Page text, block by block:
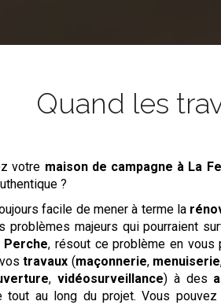
Quand les
votre maison de campagne à La
?
facile de mener à terme la
problèmes majeurs qui pourraient
Perche, résout ce problème en vous
travaux (maçonnerie, menuiserie
, vidéosurveillance) à des
tout au long du projet. Vous